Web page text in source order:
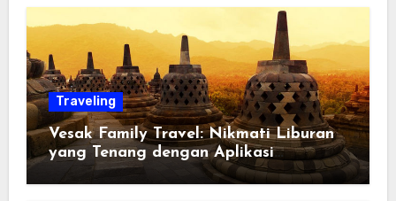
Traveling
Vesak Family Travel: Nikmati Liburan
yang Tenang dengan Aplikasi
Pemindai PDF